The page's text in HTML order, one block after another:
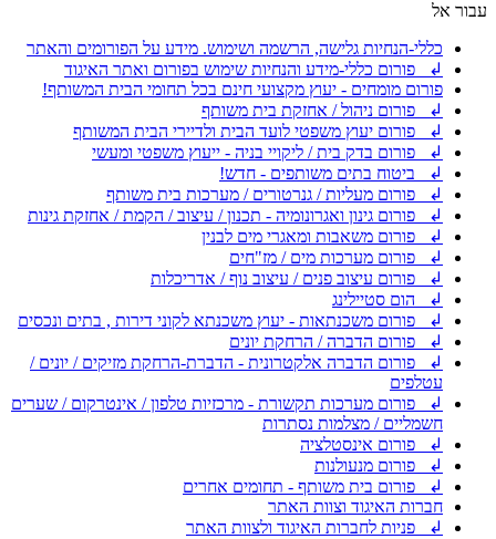
עבור אל
כללי-הנחיות גלישה, הרשמה ושימוש. מידע על הפורומים והאתר
↲ פורום כללי-מידע והנחיות שימוש בפורום ואתר האיגוד
פורום מומחים - יעוץ מקצועי חינם בכל תחומי הבית המשותף!
↲ פורום ניהול / אחזקת בית משותף
↲ פורום יעוץ משפטי לועד הבית ולדיירי הבית המשותף
↲ פורום בדק בית / ליקויי בניה - ייעוץ משפטי ומעשי
↲ ביטוח בתים משותפים - חדש!
↲ פורום מעליות / גנרטורים / מערכות בית משותף
↲ פורום גינון ואגרונומיה - תכנון / עיצוב / הקמת / אחזקת גינות
↲ פורום משאבות ומאגרי מים לבנין
↲ פורום מערכות מים / מז"חים
↲ פורום עיצוב פנים / עיצוב נוף / אדריכלות
↲ הום סטיילינג
↲ פורום משכנתאות - יעוץ משכנתא לקוני דירות , בתים ונכסים
↲ פורום הדברה / הרחקת יונים
↲ פורום הדברה אלקטרונית - הדברת-הרחקת מזיקים / יונים /
עטלפים
↲ פורום מערכות תקשורת - מרכזיות טלפון / אינטרקום / שערים
חשמליים / מצלמות נסתרות
↲ פורום אינסטלציה
↲ פורום מנעולנות
↲ פורום בית משותף - תחומים אחרים
חברות האיגוד וצוות האתר
↲ פניות לחברות האיגוד ולצוות האתר